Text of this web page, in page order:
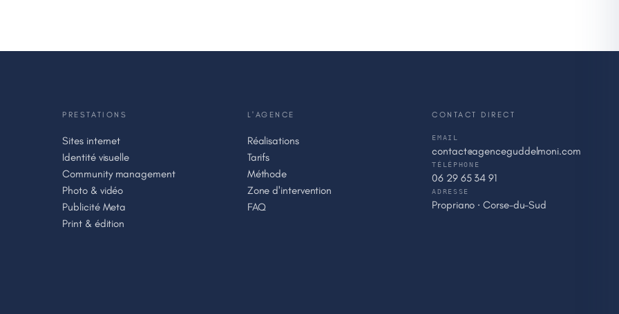
PRESTATIONS
Sites internet
Identité visuelle
Community management
Photo & vidéo
Publicité Meta
Print & édition
L'AGENCE
Réalisations
Tarifs
Méthode
Zone d'intervention
FAQ
CONTACT DIRECT
EMAIL
contact@agenceguddelmoni.com
TÉLÉPHONE
06 29 65 34 91
ADRESSE
Propriano · Corse-du-Sud